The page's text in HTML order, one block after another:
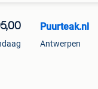
Puurteak.nl
Antwerpen